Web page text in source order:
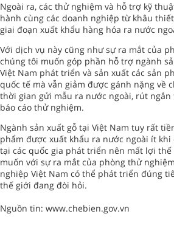
Ngoài ra, các thử nghiệm và hỗ trợ kỹ
hành cùng các doanh nghiệp từ khâu
giai đoạn xuất khẩu hàng hóa ra nước
Với dịch vụ này cũng như sự ra mắt của
chúng tôi muốn góp phần hỗ trợ ngành
Việt Nam phát triển và sản xuất các sản
quốc tế mà vẫn giảm được gánh nặng về
thời gian gửi mẫu ra nước ngoài, rút
báo cáo thử nghiệm.
Ngành sản xuất gỗ tại Việt Nam tuy rất
phẩm được xuất khẩu ra nước ngoài ít
tại các quốc gia phát triển nên mất lợi
muốn với sự ra mắt của phòng thử
nghiệp Việt Nam có thể phát triển đúng
thế giới đang đòi hỏi.
Nguồn tin: www.chebien.gov.vn